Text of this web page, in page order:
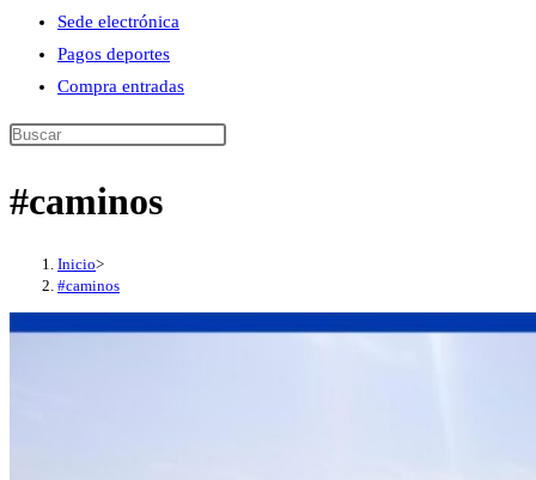
Sede electrónica
Pagos deportes
Compra entradas
Buscar
esta
#caminos
Inicio>
#caminos